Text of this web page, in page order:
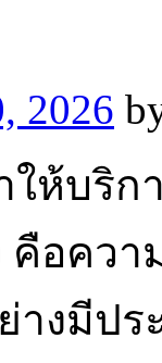
2026
ห้บริก
คือคว
งมีป